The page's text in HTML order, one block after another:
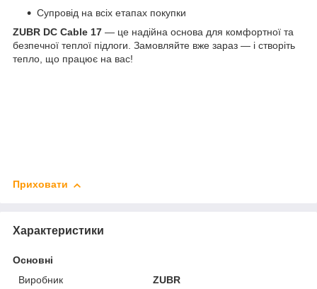
Супровід на всіх етапах покупки
ZUBR DC Cable 17 — це надійна основа для комфортної та
безпечної теплої підлоги. Замовляйте вже зараз — і створіть
тепло, що працює на вас!
Приховати
Характеристики
Основні
Виробник
ZUBR